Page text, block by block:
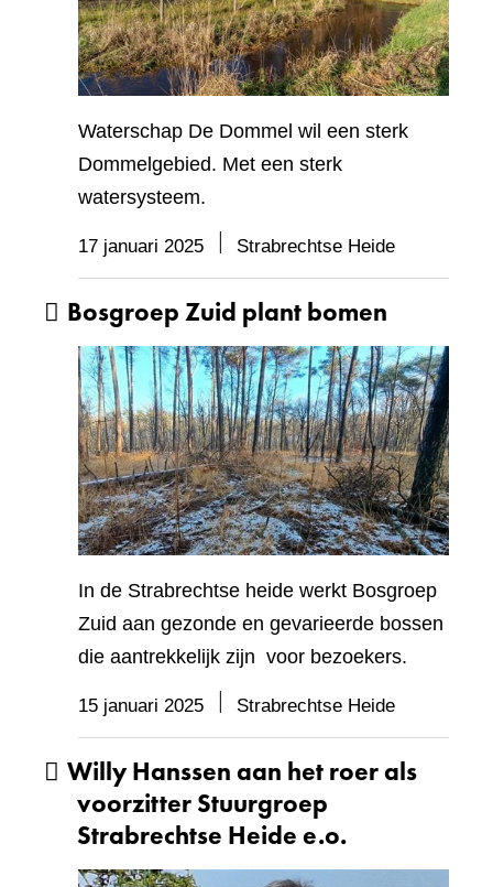
Waterschap De Dommel wil een sterk
Dommelgebied. Met een sterk
watersysteem.
17 januari 2025 Strabrechtse Heide
Bosgroep Zuid plant bomen
In de Strabrechtse heide werkt Bosgroep
Zuid aan gezonde en gevarieerde bossen
die aantrekkelijk zijn voor bezoekers.
15 januari 2025 Strabrechtse Heide
Willy Hanssen aan het roer als
voorzitter Stuurgroep
Strabrechtse Heide e.o.